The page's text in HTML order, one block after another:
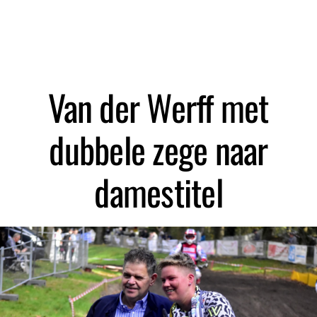
Van der Werff met
dubbele zege naar
damestitel